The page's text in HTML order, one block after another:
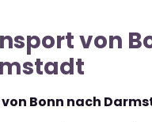
von
Bonn nach